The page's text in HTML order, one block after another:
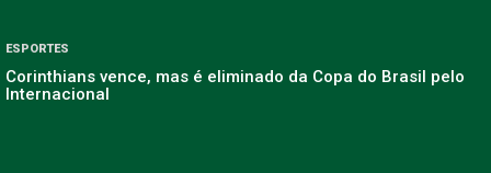
ESPORTES
Corinthians vence, mas é eliminado da Copa do Brasil pelo
Internacional